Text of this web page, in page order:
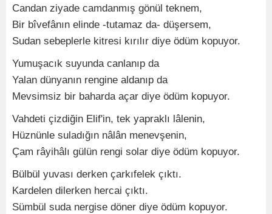
Candan ziyade camdanmış gönül teknem,
Bir bîvefânın elinde -tutamaz da- düşersem,
Sudan sebeplerle kitresi kırılır diye ödüm kopuyor.
Yumuşacık suyunda canlanıp da
Yalan dünyanın rengine aldanıp da
Mevsimsiz bir baharda açar diye ödüm kopuyor.
Vahdeti çizdiğin Elif'in, tek yapraklı lâlenin,
Hüznünle suladığın nâlân menevşenin,
Çam râyihâlı gülün rengi solar diye ödüm kopuyor.
Bülbül yuvası derken çarkıfelek çıktı.
Kardelen dilerken hercai çıktı.
Sümbül suda nergise döner diye ödüm kopuyor.